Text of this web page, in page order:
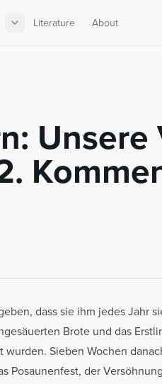
Literature About
dass sie ihm jedes Jahr
Brote und das
Sieben Wochen
Posaunenfest, der